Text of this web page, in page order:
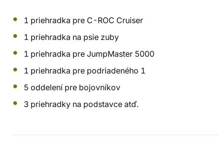
1 priehradka pre C-ROC Cruiser
1 priehradka na psie zuby
1 priehradka pre JumpMaster 5000
1 priehradka pre podriadeného 1
5 oddelení pre bojovníkov
3 priehradky na podstavce atď.